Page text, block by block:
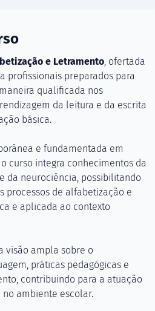
e Letramento , ofertada
profissionais preparados para
qualificada nos
da leitura e da escrita
básica.
e fundamentada em
curso integra conhecimentos da
da neurociência, possibilitando
processos de alfabetização e
e aplicada ao contexto
visão ampla sobre o
práticas pedagógicas e
contribuindo para a atuação
ambiente escolar.